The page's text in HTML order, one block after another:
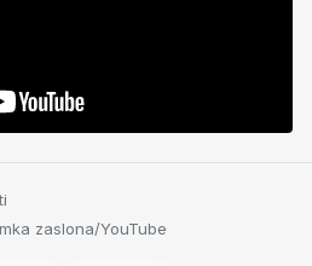
zaslona/YouTube